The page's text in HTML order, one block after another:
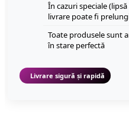
În cazuri speciale
livrare poate fi
Toate produsele sunt
în stare perfectă
Livrare sigură și rapidă